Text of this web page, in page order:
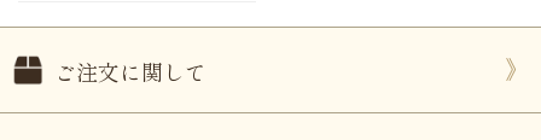
？
失敗し
ご注文に関して